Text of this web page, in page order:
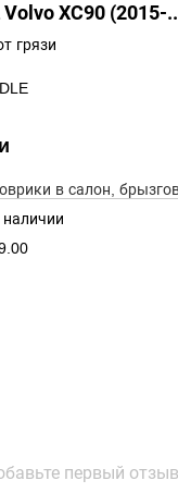
XC90 (2015-
грязи
в салон,
наличии
первый отзыв